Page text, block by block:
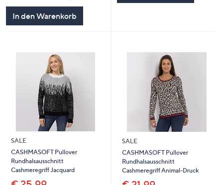
In den Warenkorb
SALE
CASHMASOFT Pullover
Rundhalsausschnitt
Cashmeregriff Jacquard
SALE
CASHMASOFT Pullover
Rundhalsausschnitt
Cashmeregriff Animal-Druck